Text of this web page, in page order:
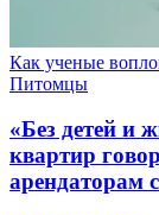
Как ученые
Питомцы
«Без детей и
квартир
арендаторам